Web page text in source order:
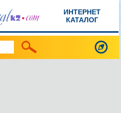
ИНТЕРНЕТ
КАТАЛОГ